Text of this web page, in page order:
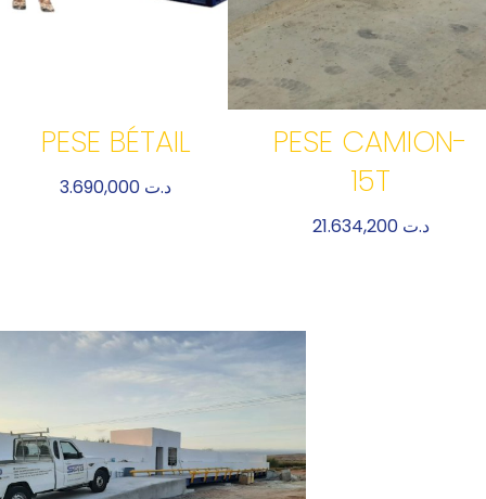
PESE BÉTAIL
د.ت
PESE CAMION-
15T
د.ت 21.634,200